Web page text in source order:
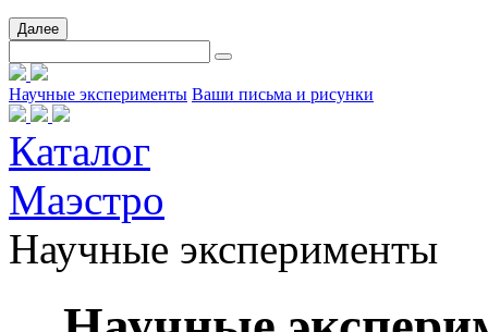
Далее
Научные эксперименты Ваши письма и рисунки
Каталог
Маэстро
Научные эксперименты